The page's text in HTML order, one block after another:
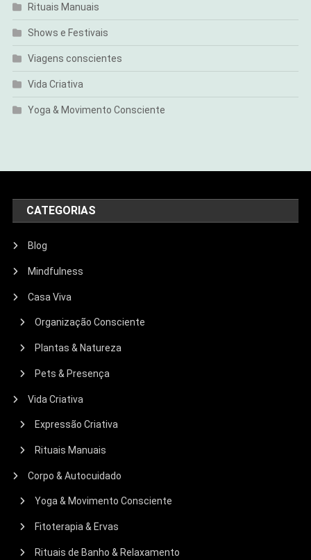
Rituais Manuais
Shows e Festivais
Viagens conscientes
Vida Criativa
Yoga & Movimento Consciente
CATEGORIAS
Blog
Mindfulness
Casa Viva
Organização Consciente
Plantas & Natureza
Pets & Presença
Vida Criativa
Expressão Criativa
Rituais Manuais
Corpo & Autocuidado
Yoga & Movimento Consciente
Fitoterapia & Ervas
Rituais de Banho & Relaxamento